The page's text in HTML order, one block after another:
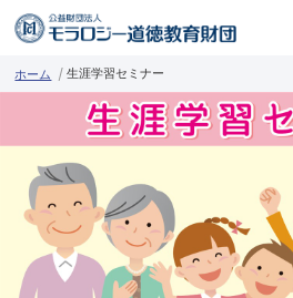
ホーム 生涯学習セミナー